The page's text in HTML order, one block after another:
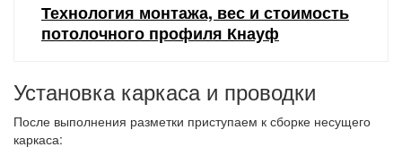
Технология монтажа, вес и стоимость
потолочного профиля Кнауф
Установка каркаса и проводки
После выполнения разметки приступаем к сборке несущего
каркаса: